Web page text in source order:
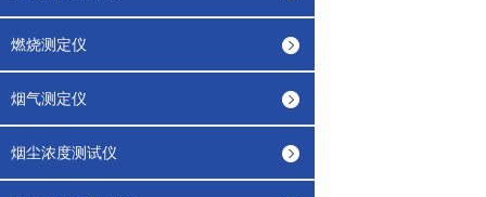
燃烧测定仪
烟气测定仪
烟尘浓度测试仪